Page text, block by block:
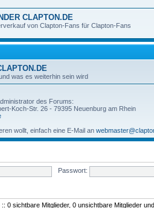
CLAPTON.DE
von Clapton-Fans für Clapton-Fans
was es weiterhin sein wird
des Forums:
Koch-Str. 26 - 79395 Neuenburg am Rhein
wollt, einfach eine E-Mail an
Passwort:
0 sichtbare Mitglieder, 0 unsichtbare Mitglieder